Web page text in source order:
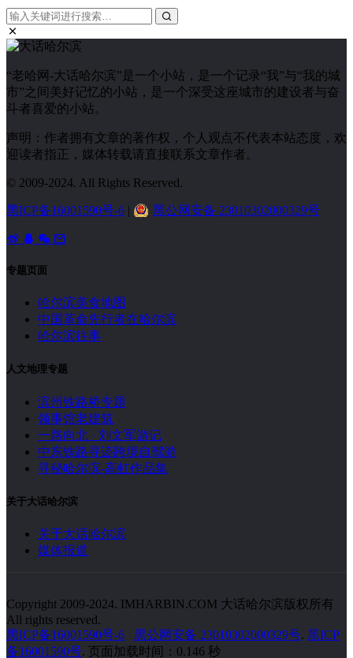
“老哈网-大话哈尔滨”是一个小站，是一个记录“我”与“我的城
市”之间美好记忆的小站，是一个深受这座城市的建设者与奋
斗者喜爱的小站。
声明：作者拥有文章的著作权，个人观点不代表本站态度，欢
迎读者指正，媒体转载请直接联系文章作者。
© 2009-2024. All Rights Reserved.
黑ICP备16001590号-6 | 黑公网安备 23010302000329号
专题页面
哈尔滨美食地图
中国革命先行者在哈尔滨
哈尔滨往事
人文地理专题
滨州铁路桥专题
领事馆老建筑
一路向北 · 刘文军游记
中东铁路寻迹跨境自驾游
寻秘哈尔滨-高虹作品集
关于大话哈尔滨
关于大话哈尔滨
媒体报道
Copyright 2009-2024. IMHARBIN.COM 大话哈尔滨版权所有
All rights reserved.
黑ICP备16001590号-6
黑公网安备 23010302000329号. 黑ICP
备16001590号. 页面加载时间：0.146 秒